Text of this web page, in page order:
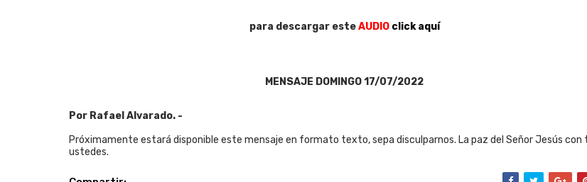
para descargar esteAUDIO click aquí
MENSAJE DOMINGO 17/07/2022
Por Rafael Alvarado. -
Próximamente estará disponible este mensaje en formato texto, sepa disculparnos. La paz del Señor Jesús con
ustedes.